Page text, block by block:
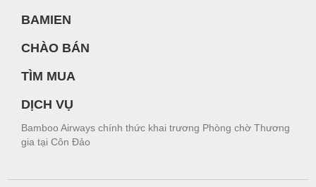
BAMIEN
CHÀO BÁN
TÌM MUA
DỊCH VỤ
Bamboo Airways chính thức khai trương Phòng chờ Thương
gia tại Côn Đảo